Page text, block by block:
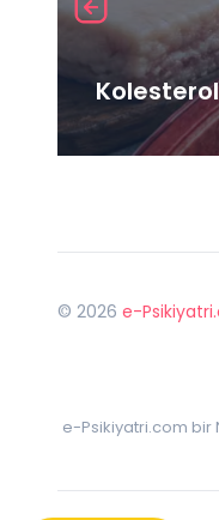
© 2026 e-
e-Psikiyatri.com bir